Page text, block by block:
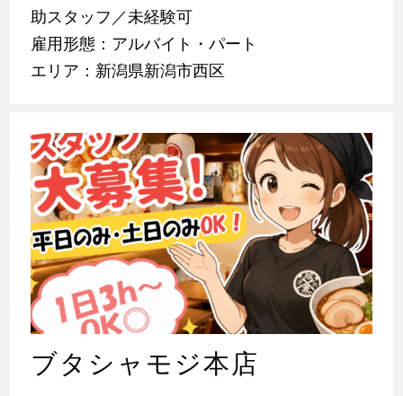
助スタッフ／未経験可
雇用形態：アルバイト・パート
エリア：新潟県新潟市西区
ブタシャモジ本店